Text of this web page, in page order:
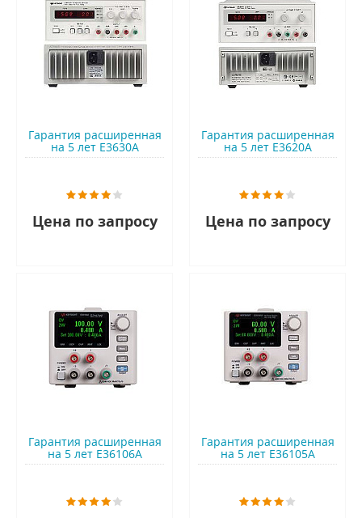
Гарантия расширенная
на 5 лет E3630A
Цена по запросу
Гарантия расширенная
на 5 лет E3620A
Цена по запросу
Гарантия расширенная
на 5 лет E36106A
Гарантия расширенная
на 5 лет E36105A